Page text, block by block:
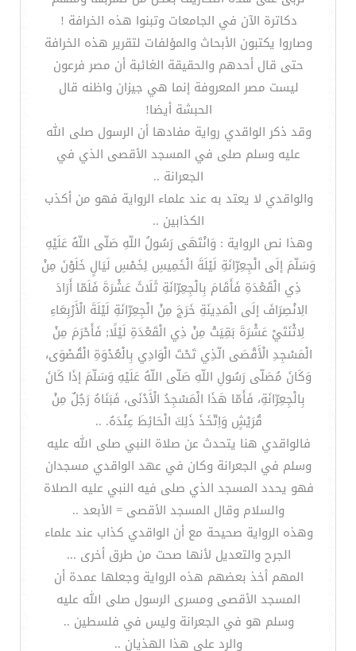
دكاترة الآن في الجامعات وتبنوا هذه الخرافة !
وصاروا يكتبون الأبحاث والمؤلفات لتقرير هذه الخرافة
حتى قال أحدهم والحقيقة الغائبة أن مصر فرعون
ليست مصر المعروفة إنما هي جيزان واظنه قال
الحبشة أيضا!
وقد ذكر الواقدي رواية مفادها أن الرسول صلى الله
عليه وسلم صلى في المسجد الأقصى الذي في
الجعرانة ..
والواقدي لا يعتد به عند علماء الرواية فهو من أكذب
الكذابين ..
وهذا نص الرواية : وَانْتَهَى رَسُولُ اللّهِ صَلّى اللّهُ عَلَيْهِ
وَسَلّمَ إلَى الْجِعِرّانَةِ لَيْلَةَ الْخَمِيسِ لِخَمْسِ لَيَالٍ خَلَوْنَ مِنْ
ذِي الْقَعْدَةِ فَأَقَامَ بِالْجِعِرّانَةِ ثَلَاثَ عَشْرَةَ فَلَمّا أَرَادَ
الِانْصِرَافَ إلَى الْمَدِينَةِ خَرَجَ مِنْ الْجِعِرّانَةِ لَيْلَةَ الْأَرْبِعَاءِ
لِاثْنَتَيْ عَشْرَةَ بَقِيَتْ مِنْ ذِي الْقَعْدَةِ لَيْلًا; فَأَحْرَمَ مِنْ
الْمَسْجِدِ الْأَقْصَى الّذِي تَحْتَ الْوَادِي بِالْعُدْوَةِ الْقُصْوَى،
وَكَانَ مُصَلّى رَسُولِ اللّهِ صَلّى اللّهُ عَلَيْهِ وَسَلّمَ إذَا كَانَ
بِالْجِعِرّانَةِ، فَأَمّا هَذَا الْمَسْجِدُ الْأَدْنَى، فَبَنَاهُ رَجُلٌ مِنْ
قُرَيْشٍ وَاِتّخَذَ ذَلِكَ الْحَائِطَ عِنْدَهُ. ..
فالواقدي هنا يتحدث عن صلاة النبي صلى الله عليه
وسلم في الجعرانة وكان في عهد الواقدي مسجدان
فهو يحدد المسجد الذي صلى فيه النبي عليه الصلاة
والسلام وقال المسجد الأقصى = الأبعد ..
وهذه الرواية صحيحة مع أن الواقدي كذاب عند علماء
الجرح والتعديل لأنها صحت من طرق أخرى ...
المهم أخذ بعضهم هذه الرواية وجعلها عمدة أن
المسجد الأقصى ومسرى الرسول صلى الله عليه
وسلم هو في الجعرانة وليس في فلسطين ..
والرد على هذا الهذيان ..